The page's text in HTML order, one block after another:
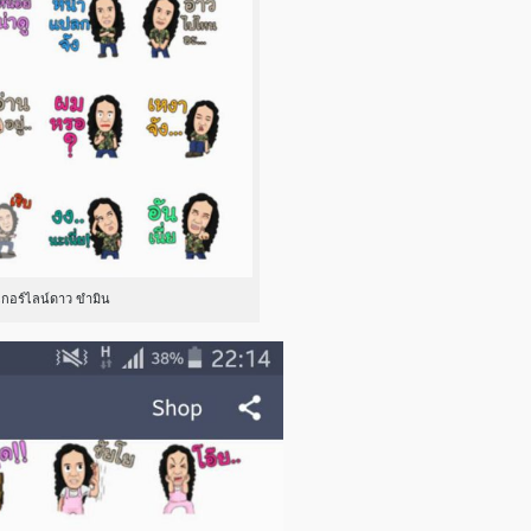
อร์ไลน์ดาว ขำมิน